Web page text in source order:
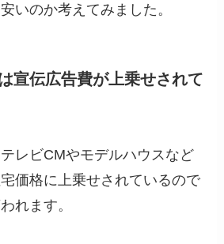
いのか考えてみました。
宣伝広告費が上乗せされて
レビCMやモデルハウスなど
価格に上乗せされているので
れます。